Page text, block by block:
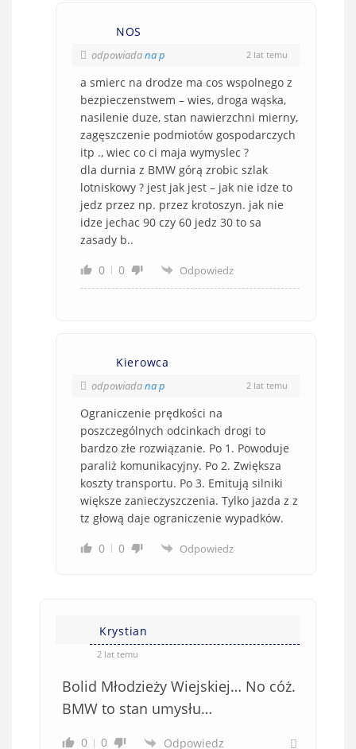
NOS
odpowiadana p 2 lat temu
a smierc na drodze ma cos wspolnego z
bezpieczenstwem – wies, droga wąska,
nasilenie duze, stan nawierzchni mierny,
zagęszczenie podmiotów gospodarczych
itp ., wiec co ci maja wymyslec ?
dla durnia z BMW górą zrobic szlak
lotniskowy ? jest jak jest – jak nie idze to
jedz przez np. przez krotoszyn. jak nie
idze jechac 90 czy 60 jedz 30 to sa
zasady b..
0
0 Odpowiedz
Kierowca
odpowiadana p 2 lat temu
Ograniczenie prędkości na
poszczególnych odcinkach drogi to
bardzo złe rozwiązanie. Po 1. Powoduje
paraliż komunikacyjny. Po 2. Zwiększa
koszty transportu. Po 3. Emitują silniki
większe zanieczyszczenia. Tylko jazda z z
tz głową daje ograniczenie wypadków.
0
0 Odpowiedz
Krystian
2 lat temu
Bolid Młodzieży Wiejskiej… No cóż.
BMW to stan umysłu…
0 0 Odpowiedz